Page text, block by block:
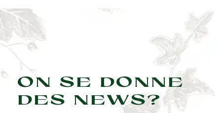
ON SE DONNE
DES NEWS?